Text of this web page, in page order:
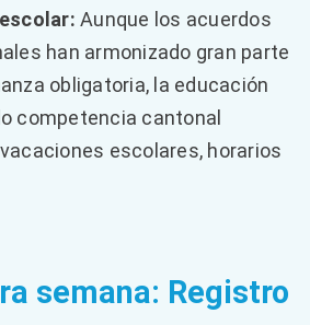
Aunque los acuerdos
han armonizado gran parte
obligatoria, la educación
competencia cantonal
escolares, horarios
semana: Registro